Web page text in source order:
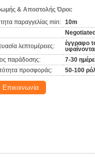
& Αποστολής Όροι:
παραγγελίας min: 10m
Negotiated
λεπτομέρειες:
έγγραφο
παράδοσης:
7-30
προσφοράς:
50-100
Επικοινωνία